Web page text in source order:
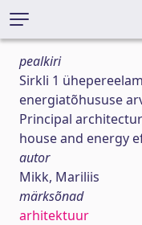
pealkiri
Sirkli 1
energiatõhususe
Principal
house and energy
autor
Mikk, Mariliis
märksõnad
arhitektuur